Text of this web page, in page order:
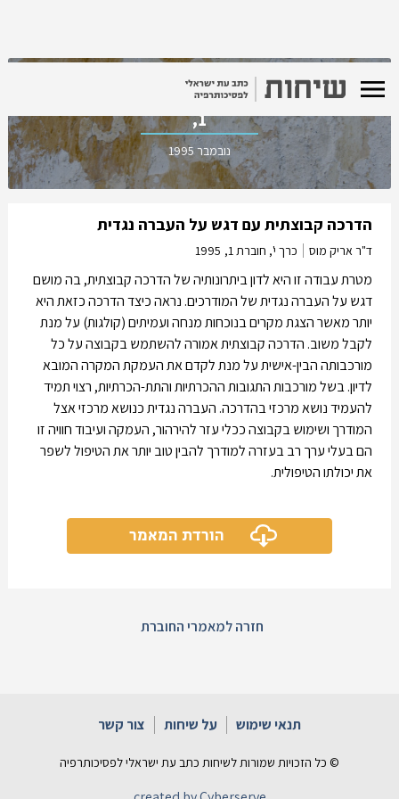
כרך י', חוברת
1,
נובמבר 1995
הדרכה קבוצתית עם דגש על העברה נגדית
ד"ר אריק מוס כרך י', חוברת 1, 1995
מטרת עבודה זו היא לדון ביתרונותיה של הדרכה קבוצתית, בה מושם
דגש על העברה נגדית של המודרכים. נראה כיצד הדרכה כזאת היא
יותר מאשר הצגת מקרים בנוכחות מנחה ועמיתים (קולגות) על מנת
לקבל משוב. הדרכה קבוצתית אמורה להשתמש בקבוצה על כל
מורכבותה הבין-אישית על מנת לקדם את העמקת המקרה המובא
לדיון. בשל מורכבות התגובות ההכרתיות והתת-הכרתיות, רצוי תמיד
להעמיד נושא מרכזי בהדרכה. העברה נגדית כנושא מרכזי אצל
המודרך ושימוש בקבוצה ככלי עזר להירהור, העמקה ועיבוד חוויה זו
הם בעלי ערך רב בעזרה למודרך להבין טוב יותר את הטיפול לשפר
את יכולתו הטיפולית.
הורדת המאמר
חזרה למאמרי החוברת
תנאי שימוש על שיחות צור קשר
© כל הזכויות שמורות לשיחות כתב עת ישראלי לפסיכותרפיה